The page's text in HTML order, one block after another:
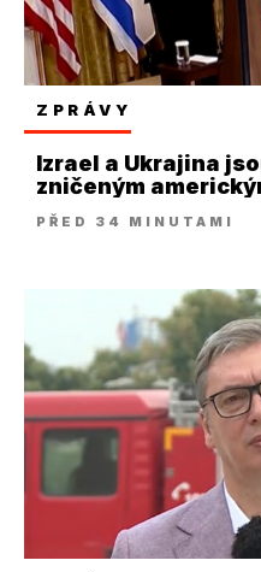
ZPRÁVY
Izrael a Ukrajina
zničeným
PŘED 34 MINUTAMI